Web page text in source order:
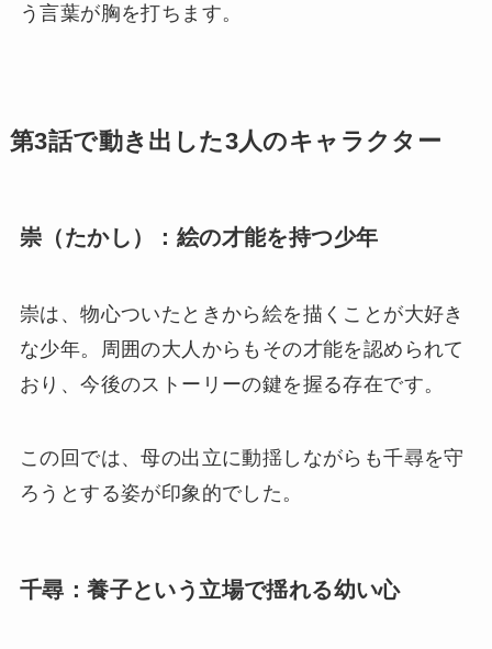
う言葉が胸を打ちます。
第3話で動き出した3人のキャラクター
崇（たかし）：絵の才能を持つ少年
崇は、物心ついたときから絵を描くことが大好き
な少年。周囲の大人からもその才能を認められて
おり、今後のストーリーの鍵を握る存在です。
この回では、母の出立に動揺しながらも千尋を守
ろうとする姿が印象的でした。
千尋：養子という立場で揺れる幼い心